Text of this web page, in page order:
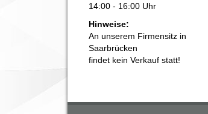
14:00 - 16:00 Uhr
Hinweise:
An unserem Firmensitz in
Saarbrücken
findet kein Verkauf statt!